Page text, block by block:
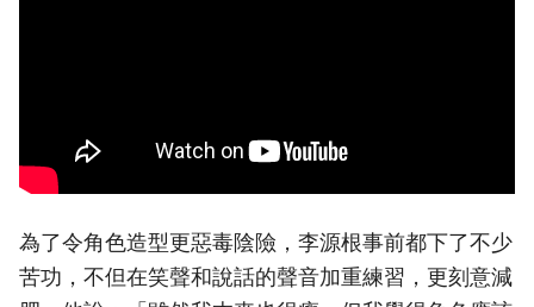
為了令角色造型更惡毒陰險，李源根事前都下了不少
苦功，不但在笑聲和說話的聲音加重練習，更刻意減